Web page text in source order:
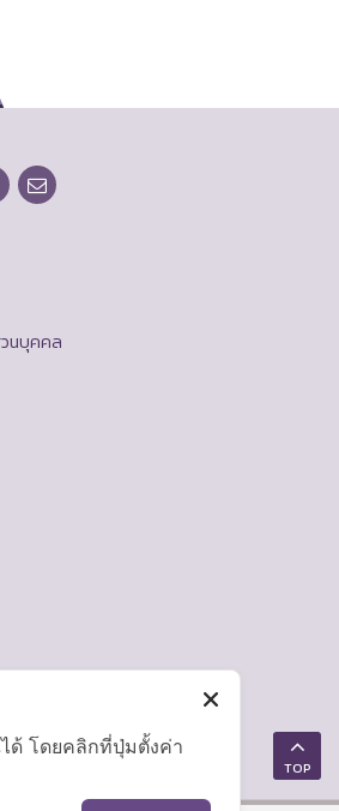
นบุคคล
TOP
ด้ โดยคลิกที่ปุ่มตั้งค่า